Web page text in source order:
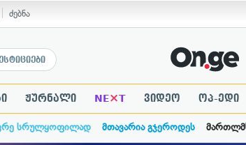
ძებნა
ჟურნალი NE×T ვიდეო ოპ-ედი
სრულყოფილად მთავარია გჯეროდეს